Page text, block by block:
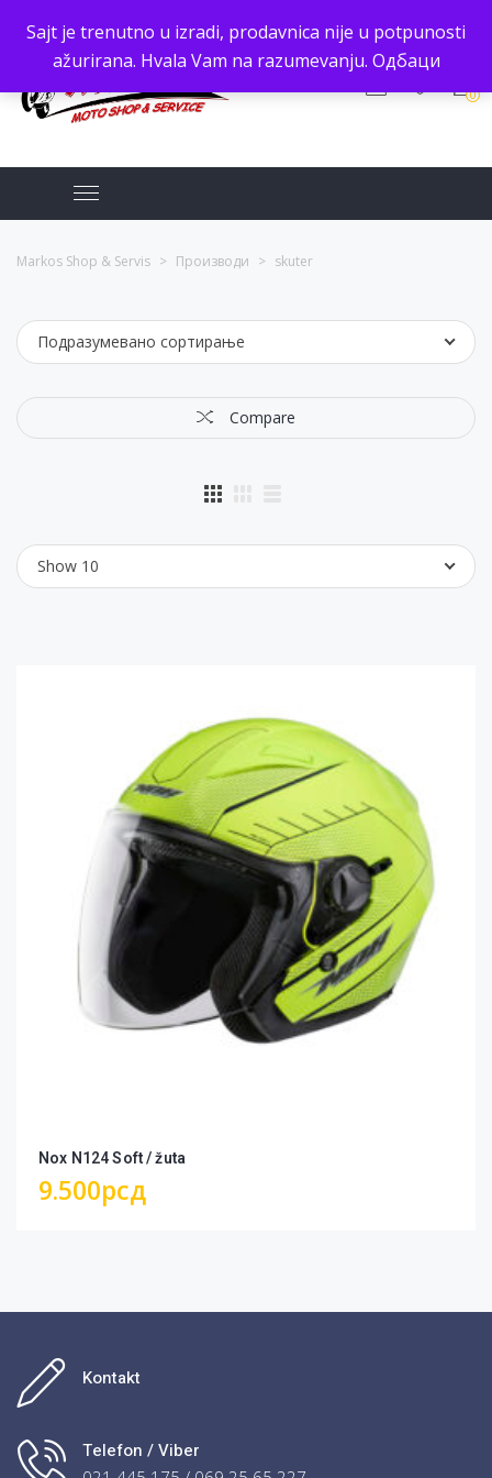
Sajt je trenutno u izradi, prodavnica nije u potpunosti
ažurirana. Hvala Vam na razumevanju. Одбаци
0
Markos Shop & Servis > Производи > skuter
Подразумевано сортирање
Compare
Show 10
Nox N124 Soft / žuta
9.500рсд
Kontakt
Telefon / Viber